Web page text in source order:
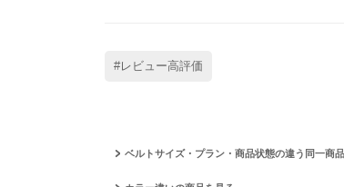
#レビュー高評価
ベルトサイズ・プラン・商品状態の違う同一商